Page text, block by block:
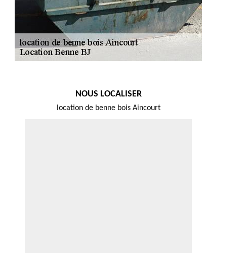
NOUS LOCALISER
location de benne bois Aincourt